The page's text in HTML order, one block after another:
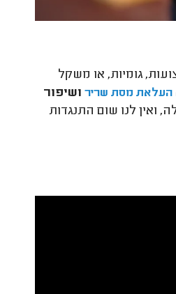
גומיות, או משקל
העלאת מסת שרירושיפור
ואין לנו שום התנגדות